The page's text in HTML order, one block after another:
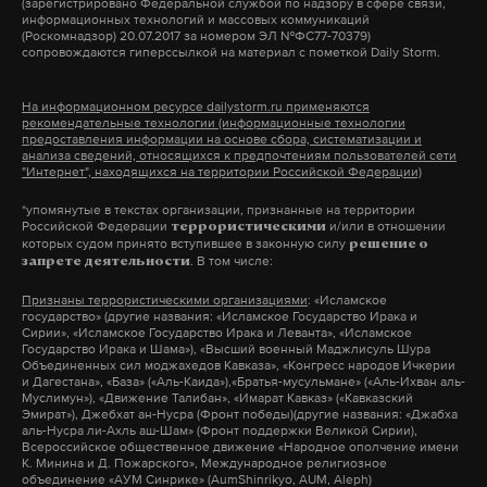
Подпишитесь на Daily Storm вMAX
работает там, где тормозит интернет.
Макс Telegram
#цветочный рынок # цветы #
#азалии #евросоюз
полуостровами, пояснила Верная.
можно по приглашению родственников. Согласно
соглашению между РФ и США, жители
американском полуострове не более 90 дней.
Глава Русского центра также напомнила, что
проект строительства тоннеля был одобрен еще в
позапрошлом веке, при царе Николае II. А в 1990-е
годы участвовать в строительстве тоннеля
планировал российский миллиардер Роман
Абрамович.
В 2008 году британские СМИ связали покупку
(зарегистрировано Федеральной службой по надзору в сфере связи,
информационных технологий и массовых коммуникаций
(Роскомнадзор) 20.07.2017 за номером ЭЛ №ФС77-70379)
сопровождаются гиперссылкой на материал с пометкой Daily Storm.
На информационном ресурсе dailystorm.ru применяются
рекомендательные технологии (информационные технологии
предоставления информации на основе сбора, систематизации и
анализа сведений, относящихся к предпочтениям пользователей сети
"Интернет", находящихся на территории Российской Федерации)
*упомянутые в текстах организации, признанные на территории
Российской Федерации террористическими и/или в отношении
которых судом принято вступившее в законную силу решение о
запрете деятельности. В том числе:
Признаны террористическими организациями: «Исламское
государство» (другие названия: «Исламское Государство Ирака и
Сирии», «Исламское Государство Ирака и Леванта», «Исламское
Государство Ирака и Шама»), «Высший военный Маджлисуль Шура
Объединенных сил моджахедов Кавказа», «Конгресс народов Ичкерии
и Дагестана», «База» («Аль-Каида»),«Братья-мусульмане» («Аль-Ихван аль-
Муслимун»), «Движение Талибан», «Имарат Кавказ» («Кавказский
Эмират»), Джебхат ан-Нусра (Фронт победы)(другие названия: «Джабха
аль-Нусра ли-Ахль аш-Шам» (Фронт поддержки Великой Сирии),
Всероссийское общественное движение «Народное ополчение имени
К. Минина и Д. Пожарского», Международное религиозное
объединение «АУМ Синрике» (AumShinrikyo, AUM, Aleph)